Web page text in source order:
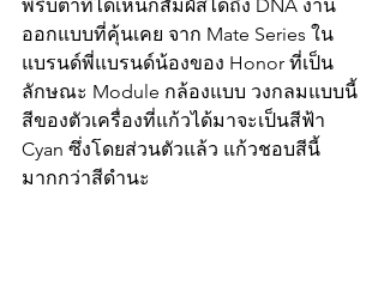
พริบตาที่ได้เห็นก็สัมผัสได้ถึง DNA งาน
ออกแบบที่คุ้นเคย จาก Mate Series ใน
แบรนด์พี่แบรนด์น้องของ Honor ที่เป็น
ลักษณะ Module กล้องแบบ วงกลมแบบนี้
สีของตัวเครื่องที่แก้วได้มาจะเป็นสีฟ้า
Cyan ซึ่งโดยส่วนตัวแล้ว แก้วชอบสีนี้
มากกว่าสีดำนะ